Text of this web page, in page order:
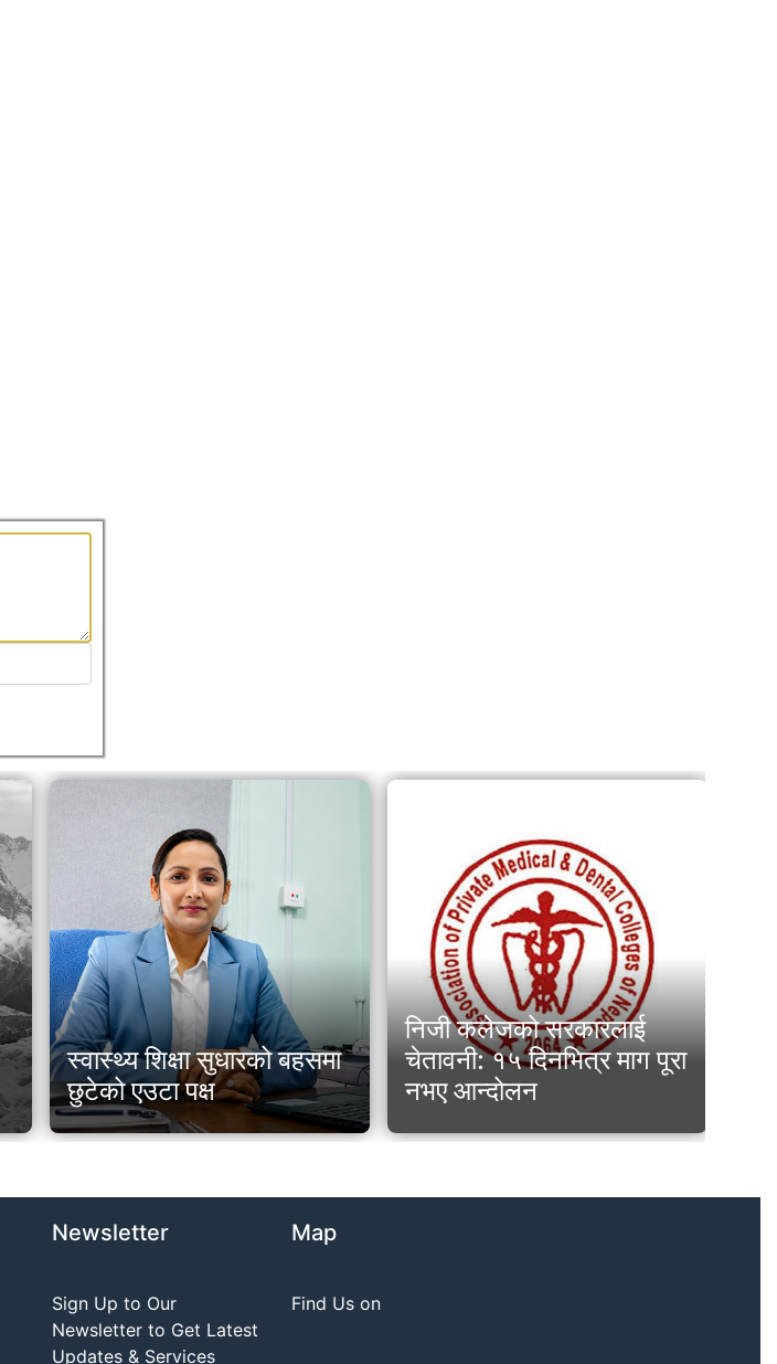
स्वास्थ्य शिक्षा सुधारको बहसमा
छुटेको एउटा पक्ष
निजी कलेजको सरकारलाई
चेतावनी: १५ दिनभित्र माग पूरा
नभए आन्दोलन
Newsletter
Sign Up to Our
Newsletter to Get Latest
Updates & Services
Map
Find Us on